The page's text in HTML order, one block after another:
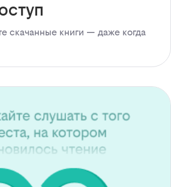
скачанные книги — даже когда